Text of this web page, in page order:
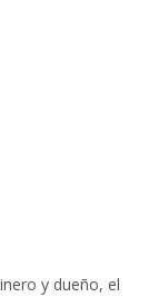
y dueño, el